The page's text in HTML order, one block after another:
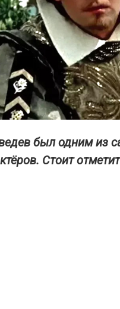
был одним из
Стоит